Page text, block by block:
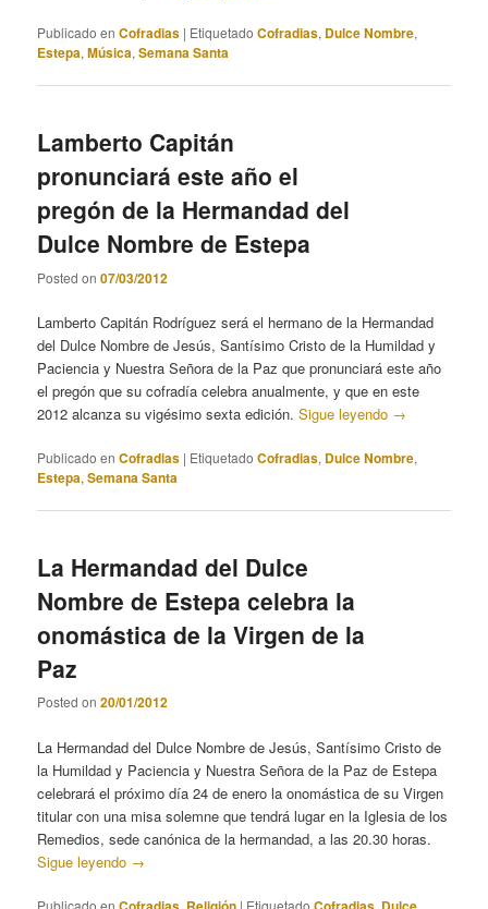
Publicado en Cofradias | Etiquetado Cofradias, Dulce Nombre,
Estepa,Música,Semana Santa
Lamberto Capitán
pronunciará este año el
pregón de la Hermandad del
Dulce Nombre de Estepa
Posted on07/03/2012
Lamberto Capitán Rodríguez será el hermano de la Hermandad
del Dulce Nombre de Jesús, Santísimo Cristo de la Humildad y
Paciencia y Nuestra Señora de la Paz que pronunciará este año
el pregón que su cofradía celebra anualmente, y que en este
2012 alcanza su vigésimo sexta edición.Sigue leyendo →
Publicado en Cofradias | Etiquetado Cofradias, Dulce Nombre,
Estepa,Semana Santa
La Hermandad del Dulce
Nombre de Estepa celebra la
onomástica de la Virgen de la
Paz
Posted on20/01/2012
La Hermandad del Dulce Nombre de Jesús, Santísimo Cristo de
la Humildad y Paciencia y Nuestra Señora de la Paz de Estepa
celebrará el próximo día 24 de enero la onomástica de su Virgen
titular con una misa solemne que tendrá lugar en la Iglesia de los
Remedios, sede canónica de la hermandad, a las 20.30 horas.
Sigue leyendo →
Publicado en , | Etiquetado ,